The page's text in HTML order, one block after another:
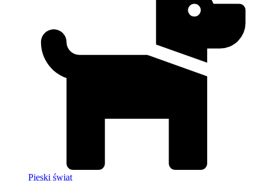
Pieski świat